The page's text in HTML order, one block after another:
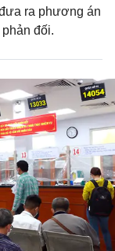
ra phương án
đối.